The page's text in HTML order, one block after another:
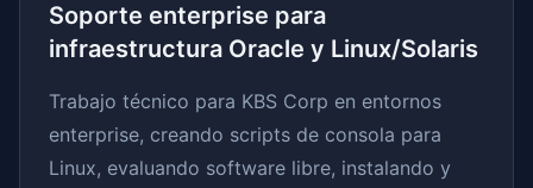
Soporte enterprise para
infraestructura Oracle y Linux/Solaris
Trabajo técnico para KBS Corp en entornos
enterprise, creando scripts de consola para
Linux, evaluando software libre, instalando y